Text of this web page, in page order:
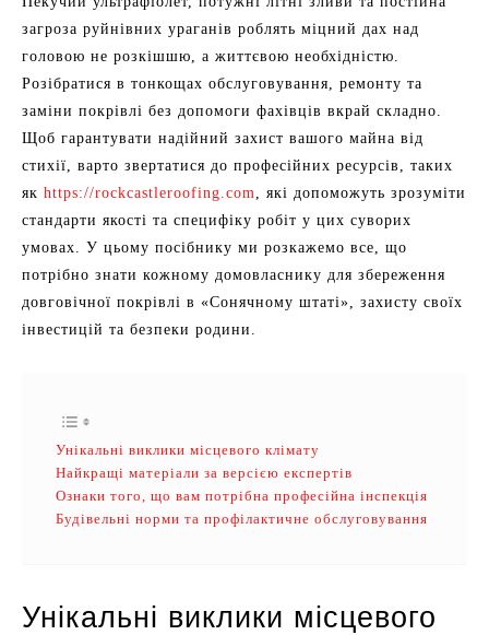
загроза руйнівних ураганів роблять міцний дах над
головою не розкішшю, а життєвою необхідністю.
Розібратися в тонкощах обслуговування, ремонту та
заміни покрівлі без допомоги фахівців вкрай складно.
Щоб гарантувати надійний захист вашого майна від
стихії, варто звертатися до професійних ресурсів, таких
як https://rockcastleroofing.com, які допоможуть зрозуміти
стандарти якості та специфіку робіт у цих суворих
умовах. У цьому посібнику ми розкажемо все, що
потрібно знати кожному домовласнику для збереження
довговічної покрівлі в «Сонячному штаті», захисту своїх
інвестицій та безпеки родини.
Унікальні виклики місцевого клімату
Найкращі матеріали за версією експертів
Ознаки того, що вам потрібна професійна інспекція
Будівельні норми та профілактичне обслуговування
Унікальні виклики місцевого